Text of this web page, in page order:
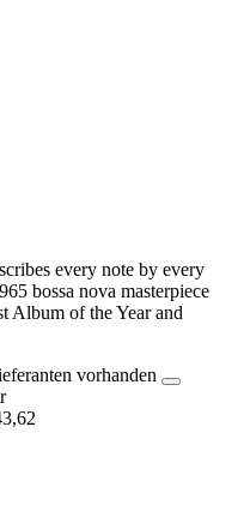
every note by every
bossa nova masterpiece
Album of the Year and
vorhanden